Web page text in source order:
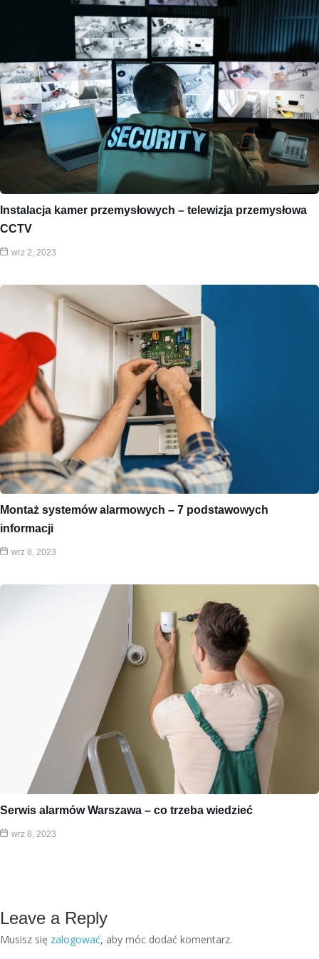
Instalacja kamer przemysłowych – telewizja przemysłowa
CCTV
wrz 2, 2023
Montaż systemów alarmowych – 7 podstawowych
informacji
wrz 8, 2023
Serwis alarmów Warszawa – co trzeba wiedzieć
wrz 8, 2023
Leave a Reply
Musisz się zalogować, aby móc dodać komentarz.